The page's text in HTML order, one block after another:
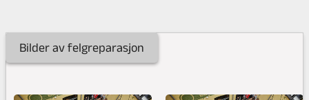
Bilder av felgreparasjon